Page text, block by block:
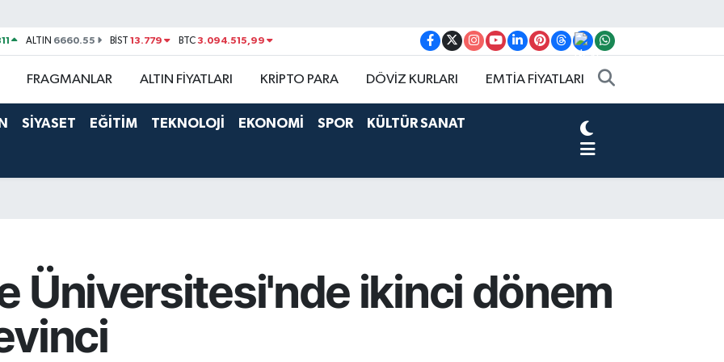
ALTIN 6660.55 BİST13.779 BTC3.094.515,99
FRAGMANLAR ALTIN FİYATLARI KRİPTO PARA DÖVİZ KURLARI EMTİA FİYATLARI
SİYASET EĞİTİM TEKNOLOJİ EKONOMİ SPOR KÜLTÜR SANAT
Üniversitesi'nde ikinci dönem